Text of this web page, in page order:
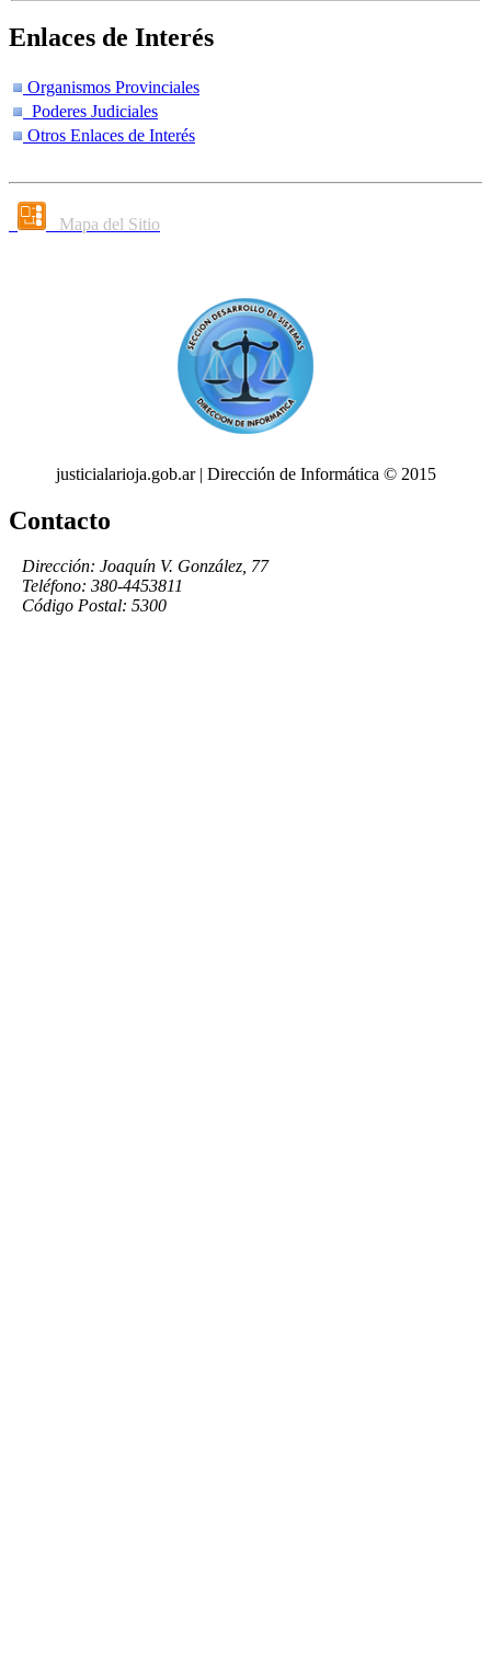
Enlaces de Interés
Organismos Provinciales
Poderes Judiciales
Otros Enlaces de Interés
Mapa del Sitio
justicialarioja.gob.ar | Dirección de Informática © 2015
Contacto
Dirección: Joaquín V. González, 77
Teléfono: 380-4453811
Código Postal: 5300